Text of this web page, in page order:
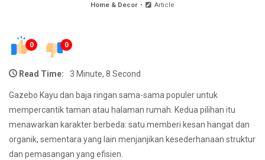
Home & Decor Article
0 0
Read Time: 3 Minute, 8 Second
Gazebo Kayu dan baja ringan sama-sama populer untuk
mempercantik taman atau halaman rumah. Kedua pilihan itu
menawarkan karakter berbeda: satu memberi kesan hangat dan
organik, sementara yang lain menjanjikan kesederhanaan struktur
dan pemasangan yang efisien.